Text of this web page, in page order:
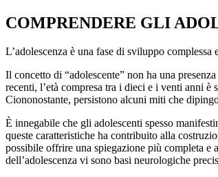
COMPRENDERE GLI
L’adolescenza è una fase di sviluppo
Il concetto di “adolescente” non ha una
recenti, l’età compresa tra i dieci e i venti anni è
Ciononostante, persistono alcuni miti che
È innegabile che gli adolescenti spesso
queste caratteristiche ha contribuito alla
possibile offrire una spiegazione più completa
dell’adolescenza vi sono basi neurologiche